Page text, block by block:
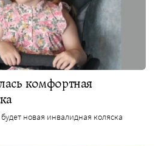
комфортная
новая инвалидная коляска